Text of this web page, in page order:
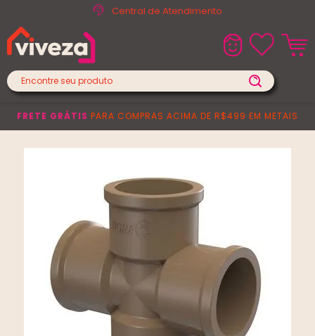
Central de Atendimento
FRETE GRÁTIS PARA COMPRAS ACIMA DE R$499 EM METAIS